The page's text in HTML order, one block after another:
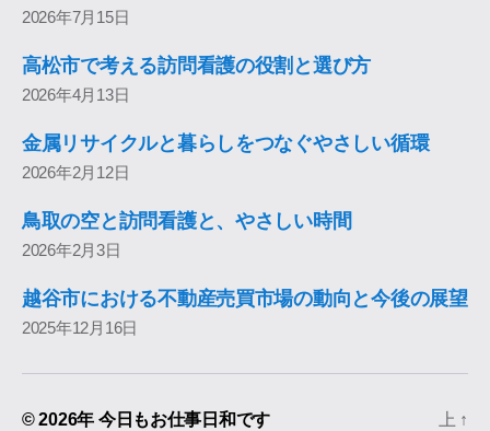
2026年7月15日
高松市で考える訪問看護の役割と選び方
2026年4月13日
金属リサイクルと暮らしをつなぐやさしい循環
2026年2月12日
鳥取の空と訪問看護と、やさしい時間
2026年2月3日
越谷市における不動産売買市場の動向と今後の展望
2025年12月16日
© 2026年 今日もお仕事日和です 上 ↑